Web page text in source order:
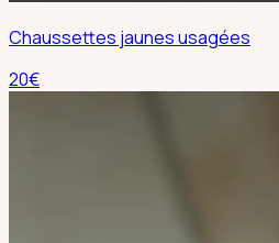
Chaussettes jaunes usagées
20€